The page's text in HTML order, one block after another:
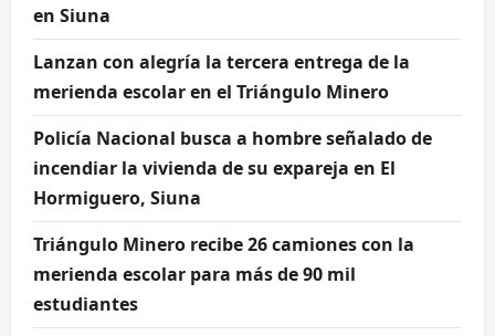
en Siuna
Lanzan con alegría la tercera entrega de la
merienda escolar en el Triángulo Minero
Policía Nacional busca a hombre señalado de
incendiar la vivienda de su expareja en El
Hormiguero, Siuna
Triángulo Minero recibe 26 camiones con la
merienda escolar para más de 90 mil
estudiantes